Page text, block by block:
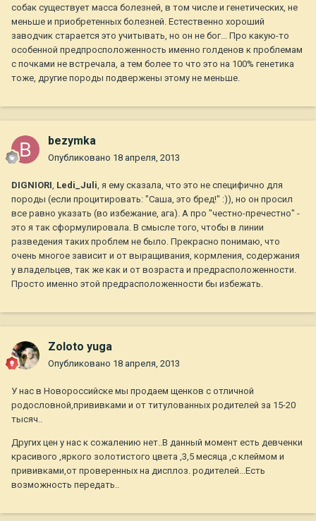
собак существует масса болезней, в том числе и генетических, не
меньше и приобретенных болезней. Естественно хороший
заводчик старается это учитывать, но он не бог... Про какую-то
особенной предпросположенность именно голденов к проблемам
с почками не встречала, а тем более то что это на 100% генетика
тоже, другие породы подвержены этому не меньше.
bezymka
Опубликовано 18 апреля, 2013
DIGNIORI, Ledi_Juli, я ему сказала, что это не специфично для
породы (если процитировать: "Саша, это бред!" :)), но он просил
все равно указать (во избежание, ага). А про "честно-пречестно" -
это я так сформулировала. В смысле того, чтобы в линии
разведения таких проблем не было. Прекрасно понимаю, что
очень многое зависит и от выращивания, кормления, содержания
у владельцев, так же как и от возраста и предрасположенности.
Просто именно этой предрасположенности бы избежать.
Zoloto yuga
Опубликовано 18 апреля, 2013
У нас в Новороссийске мы продаем щенков с отличной
родословной,прививками и от титулованных родителей за 15-20
тысяч..
Других цен у нас к сожалению нет..В данный момент есть девченки
красивого ,яркого золотистого цвета ,3,5 месяца ,с клеймом и
прививками,от проверенных на дисплоз. родителей...Есть
возможность передать..